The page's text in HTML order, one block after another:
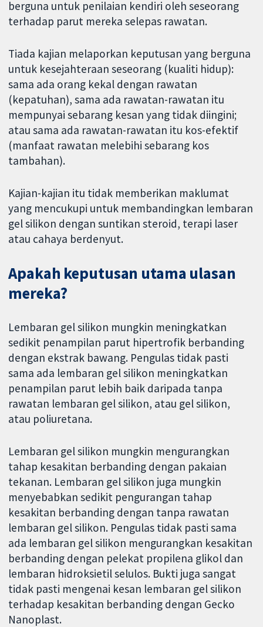
berguna untuk penilaian kendiri oleh seseorang
terhadap parut mereka selepas rawatan.
Tiada kajian melaporkan keputusan yang berguna
untuk kesejahteraan seseorang (kualiti hidup):
sama ada orang kekal dengan rawatan
(kepatuhan), sama ada rawatan-rawatan itu
mempunyai sebarang kesan yang tidak diingini;
atau sama ada rawatan-rawatan itu kos-efektif
(manfaat rawatan melebihi sebarang kos
tambahan).
Kajian-kajian itu tidak memberikan maklumat
yang mencukupi untuk membandingkan lembaran
gel silikon dengan suntikan steroid, terapi laser
atau cahaya berdenyut.
Apakah keputusan utama ulasan
mereka?
Lembaran gel silikon mungkin meningkatkan
sedikit penampilan parut hipertrofik berbanding
dengan ekstrak bawang. Pengulas tidak pasti
sama ada lembaran gel silikon meningkatkan
penampilan parut lebih baik daripada tanpa
rawatan lembaran gel silikon, atau gel silikon,
atau poliuretana.
Lembaran gel silikon mungkin mengurangkan
tahap kesakitan berbanding dengan pakaian
tekanan. Lembaran gel silikon juga mungkin
menyebabkan sedikit pengurangan tahap
kesakitan berbanding dengan tanpa rawatan
lembaran gel silikon. Pengulas tidak pasti sama
ada lembaran gel silikon mengurangkan kesakitan
berbanding dengan pelekat propilena glikol dan
lembaran hidroksietil selulos. Bukti juga sangat
tidak pasti mengenai kesan lembaran gel silikon
terhadap kesakitan berbanding dengan Gecko
Nanoplast.